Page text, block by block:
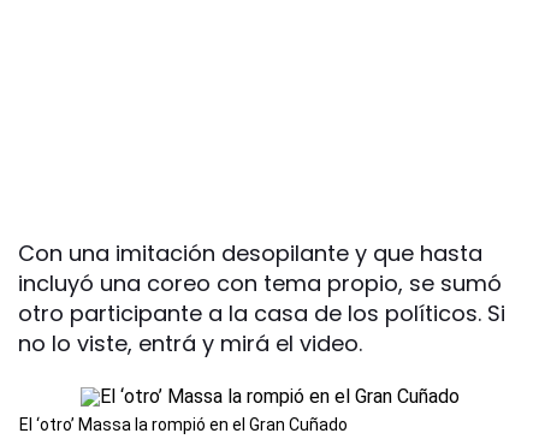
Con una imitación desopilante y que hasta
incluyó una coreo con tema propio, se sumó
otro participante a la casa de los políticos. Si
no lo viste, entrá y mirá el video.
El ‘otro’ Massa la rompió en el Gran Cuñado